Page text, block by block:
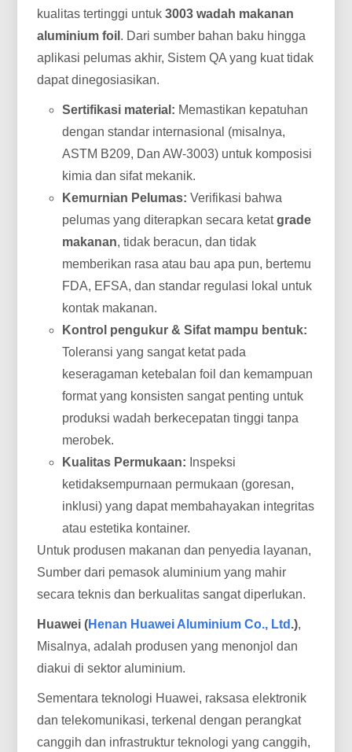
kualitas tertinggi untuk3003 wadah makanan
aluminium foil . Dari sumber bahan baku hingga
aplikasi pelumas akhir, Sistem QA yang kuat tidak
dapat dinegosiasikan.
Sertifikasi material: Memastikan kepatuhan
dengan standar internasional (misalnya,
ASTM B209, Dan AW-3003) untuk komposisi
kimia dan sifat mekanik.
Kemurnian Pelumas: Verifikasi bahwa
pelumas yang diterapkan secara ketatgrade
makanan, tidak beracun, dan tidak
memberikan rasa atau bau apa pun, bertemu
FDA, EFSA, dan standar regulasi lokal untuk
kontak makanan.
Kontrol pengukur & Sifat mampu bentuk:
Toleransi yang sangat ketat pada
keseragaman ketebalan foil dan kemampuan
format yang konsisten sangat penting untuk
produksi wadah berkecepatan tinggi tanpa
merobek.
Kualitas Permukaan: Inspeksi
ketidaksempurnaan permukaan (goresan,
inklusi) yang dapat membahayakan integritas
atau estetika kontainer.
Untuk produsen makanan dan penyedia layanan,
Sumber dari pemasok aluminium yang mahir
secara teknis dan berkualitas sangat diperlukan.
Huawei (Henan Huawei Aluminium Co., Ltd .),
Misalnya, adalah produsen yang menonjol dan
diakui di sektor aluminium.
Sementara teknologi Huawei, raksasa elektronik
dan telekomunikasi, terkenal dengan perangkat
canggih dan infrastruktur teknologi yang canggih,